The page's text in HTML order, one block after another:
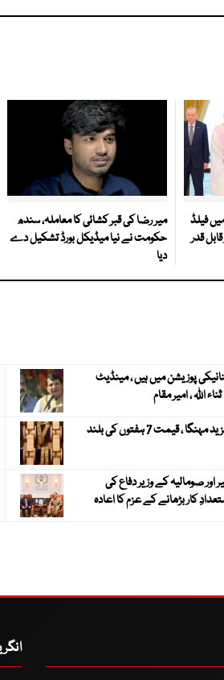
فیلڈ
قدر
میر رضا کی قبر کشائی کا معاملہ، سندھ
حکومت نے نیا میڈیکل بورڈ تشکیل دے
دیا
پوزیشن میں ہیں ، مینڈیٹ
اللہ ، امیر مقام
عالمی مارکیٹ میں سونا مزید مہنگا ، قیمت 7 ہفتوں کی بلند
صومالیہ کے وزیر دفاع کی
کار بڑھانے کے عزم کا اعادہ